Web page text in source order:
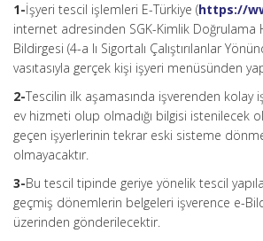
1-İşyeri tescil işlemleri E-Türkiye (https://
internet adresinden SGK-Kimlik Doğrulama
Bildirgesi (4-a lı Sigortalı Çalıştırılanlar
vasıtasıyla gerçek kişi işyeri menüsünden
2-Tescilin ilk aşamasında işverenden kolay
ev hizmeti olup olmadığı bilgisi istenilecek
geçen işyerlerinin tekrar eski sisteme
olmayacaktır.
3-Bu tescil tipinde geriye yönelik tescil
geçmiş dönemlerin belgeleri işverence e-
üzerinden gönderilecektir.